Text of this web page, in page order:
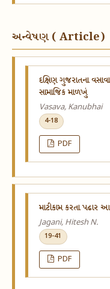
અન્વેષણ ( Article)
દક્ષિણ ગુજરાતના
સામાજિક માળખું
Vasava, Kanubhai
4-18
PDF
માટીકામ કરતા પઢાર
Jagani, Hitesh N.
19-41
PDF